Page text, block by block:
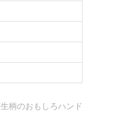
柄のおもしろハンド